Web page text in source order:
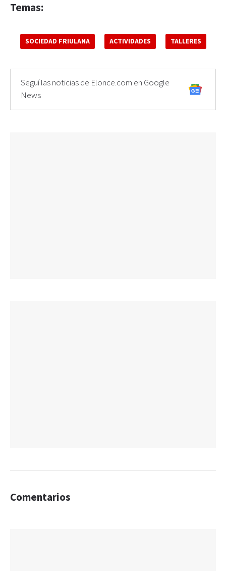
Temas:
SOCIEDAD FRIULANA ACTIVIDADES TALLERES
Seguí las noticias de Elonce.com en Google
News
Comentarios